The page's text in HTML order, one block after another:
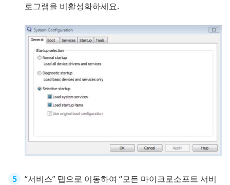
로그램을 비활성화하세요.
“서비스” 탭으로 이동하여 “모든 마이크로소프트 서비